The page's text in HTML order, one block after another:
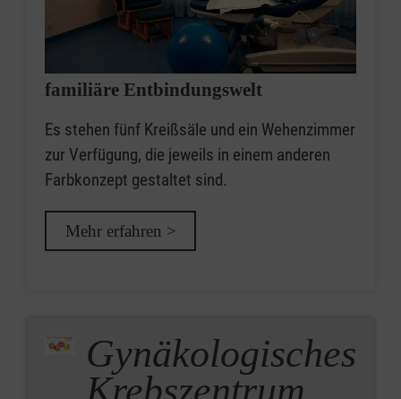
familiäre Entbindungswelt
Es stehen fünf Kreißsäle und ein Wehenzimmer
zur Verfügung, die jeweils in einem anderen
Farbkonzept gestaltet sind.
Mehr erfahren >
Gynäkologisches
Krebszentrum